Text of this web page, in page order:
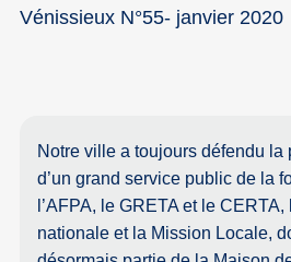
Vénissieux N°55- janvier 2020
Notre ville a toujours défendu la
d’un grand service public de la
l’AFPA, le GRETA et le CERTA,
nationale et la Mission Locale,